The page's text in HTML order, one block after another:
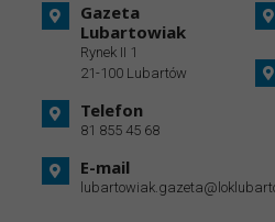
Gazeta
Lubartowiak
Rynek II 1
21-100 Lubartów
Telefon
81 855 45 68
E-mail